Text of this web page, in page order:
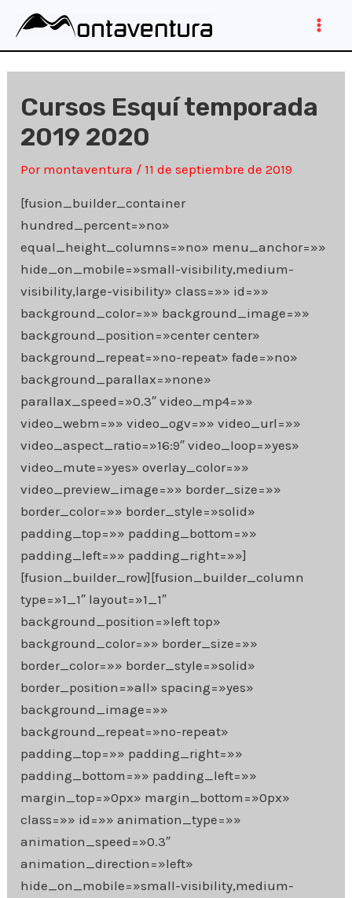
contenido
Cursos Esquí temporada
2019 2020
Por montaventura / 11 de septiembre de 2019
[fusion_builder_container
hundred_percent=»no»
equal_height_columns=»no» menu_anchor=»»
hide_on_mobile=»small-visibility,medium-
visibility,large-visibility» class=»» id=»»
background_color=»» background_image=»»
background_position=»center center»
background_repeat=»no-repeat» fade=»no»
background_parallax=»none»
parallax_speed=»0.3″ video_mp4=»»
video_webm=»» video_ogv=»» video_url=»»
video_aspect_ratio=»16:9″ video_loop=»yes»
video_mute=»yes» overlay_color=»»
video_preview_image=»» border_size=»»
border_color=»» border_style=»solid»
padding_top=»» padding_bottom=»»
padding_left=»» padding_right=»»]
[fusion_builder_row][fusion_builder_column
type=»1_1″ layout=»1_1″
background_position=»left top»
background_color=»» border_size=»»
border_color=»» border_style=»solid»
border_position=»all» spacing=»yes»
background_image=»»
background_repeat=»no-repeat»
padding_top=»» padding_right=»»
padding_bottom=»» padding_left=»»
margin_top=»0px» margin_bottom=»0px»
class=»» id=»» animation_type=»»
animation_speed=»0.3″
animation_direction=»left»
hide_on_mobile=»small-visibility,medium-